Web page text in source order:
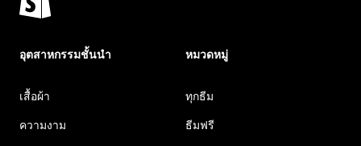
อุตสาหกรรมชั้นนำ
เสื้อผ้า
ความงาม
หมวดหมู่
ทุกธีม
ธีมฟรี